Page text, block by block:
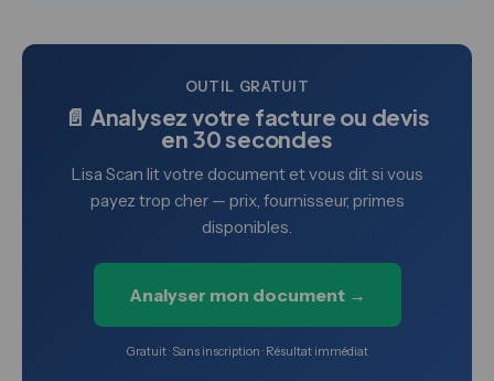
OUTIL GRATUIT
📄 Analysez votre facture ou devis
en 30 secondes
Lisa Scan lit votre document et vous dit si vous
payez trop cher — prix, fournisseur, primes
disponibles.
Analyser mon document →
Gratuit · Sans inscription · Résultat immédiat